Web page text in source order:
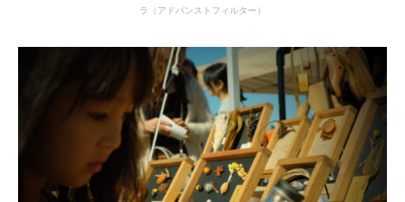
ラ（アドバンストフィルター）